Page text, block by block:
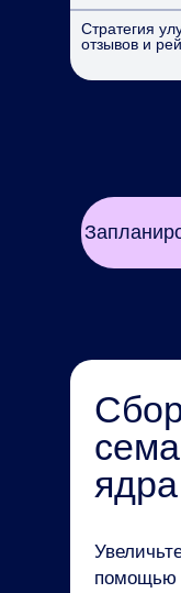
Стратегия
отзывов и
ядра
помощью